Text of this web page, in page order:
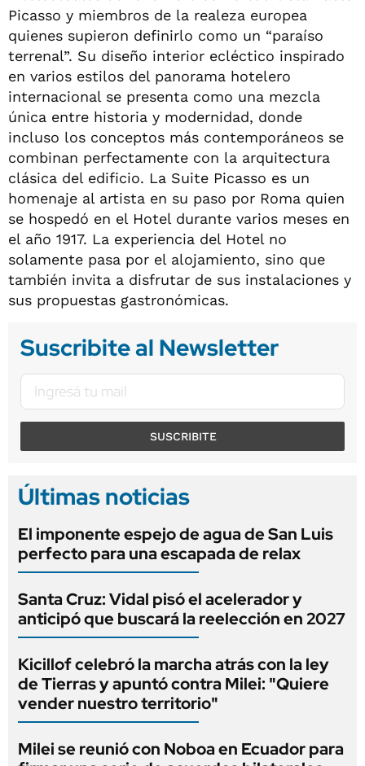
Picasso y miembros de la realeza europea
quienes supieron definirlo como un “paraíso
terrenal”. Su diseño interior ecléctico inspirado
en varios estilos del panorama hotelero
internacional se presenta como una mezcla
única entre historia y modernidad, donde
incluso los conceptos más contemporáneos se
combinan perfectamente con la arquitectura
clásica del edificio. La Suite Picasso es un
homenaje al artista en su paso por Roma quien
se hospedó en el Hotel durante varios meses en
el año 1917. La experiencia del Hotel no
solamente pasa por el alojamiento, sino que
también invita a disfrutar de sus instalaciones y
sus propuestas gastronómicas.
Suscribite al Newsletter
SUSCRIBITE
Últimas noticias
El imponente espejo de agua de San Luis
perfecto para una escapada de relax
Santa Cruz: Vidal pisó el acelerador y
anticipó que buscará la reelección en 2027
Kicillof celebró la marcha atrás con la ley
de Tierras y apuntó contra Milei: "Quiere
vender nuestro territorio"
Milei se reunió con Noboa en Ecuador para